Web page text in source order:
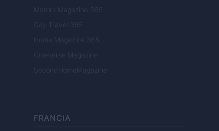
Motors Magazine 365
Day Travel 365
Home Magazine 365
Cineverse Magazine
SecondHomeMagazine
FRANCIA